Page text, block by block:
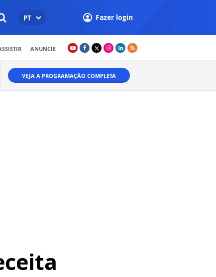
PT Fazer login
ANUNCIE
VEJA A PROGRAMAÇÃO COMPLETA